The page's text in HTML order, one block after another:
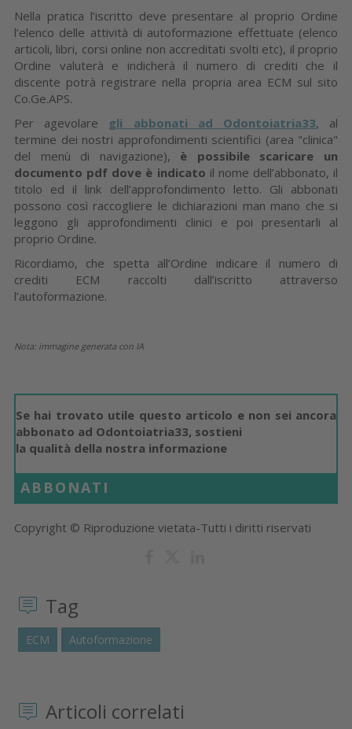
Nella pratica l’iscritto deve presentare al proprio Ordine
l’elenco delle attività di autoformazione effettuate (elenco
articoli, libri, corsi online non accreditati svolti etc), il proprio
Ordine valuterà e indicherà il numero di crediti che il
discente potrà registrare nella propria area ECM sul sito
Co.Ge.APS.
Per agevolare gli abbonati ad Odontoiatria33, al
termine dei nostri approfondimenti scientifici (area "clinica"
del menù di navigazione), è possibile scaricare un
documento pdf dove è indicato il nome dell’abbonato, il
titolo ed il link dell’approfondimento letto. Gli abbonati
possono così raccogliere le dichiarazioni man mano che si
leggono gli approfondimenti clinici e poi presentarli al
proprio Ordine.
Ricordiamo, che spetta all’Ordine indicare il numero di
crediti ECM raccolti dall’iscritto attraverso
l’autoformazione.
Nota: immagine generata con IA
Se hai trovato utile questo articolo e non sei ancora
abbonato ad Odontoiatria33, sostieni
la qualità della nostra informazione
ABBONATI
Copyright © Riproduzione vietata-Tutti i diritti riservati
Tag
ECM Autoformazione
Articoli correlati